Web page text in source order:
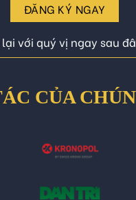
ĐĂNG KÝ NGAY
với quý vị ngay sau
CỦA